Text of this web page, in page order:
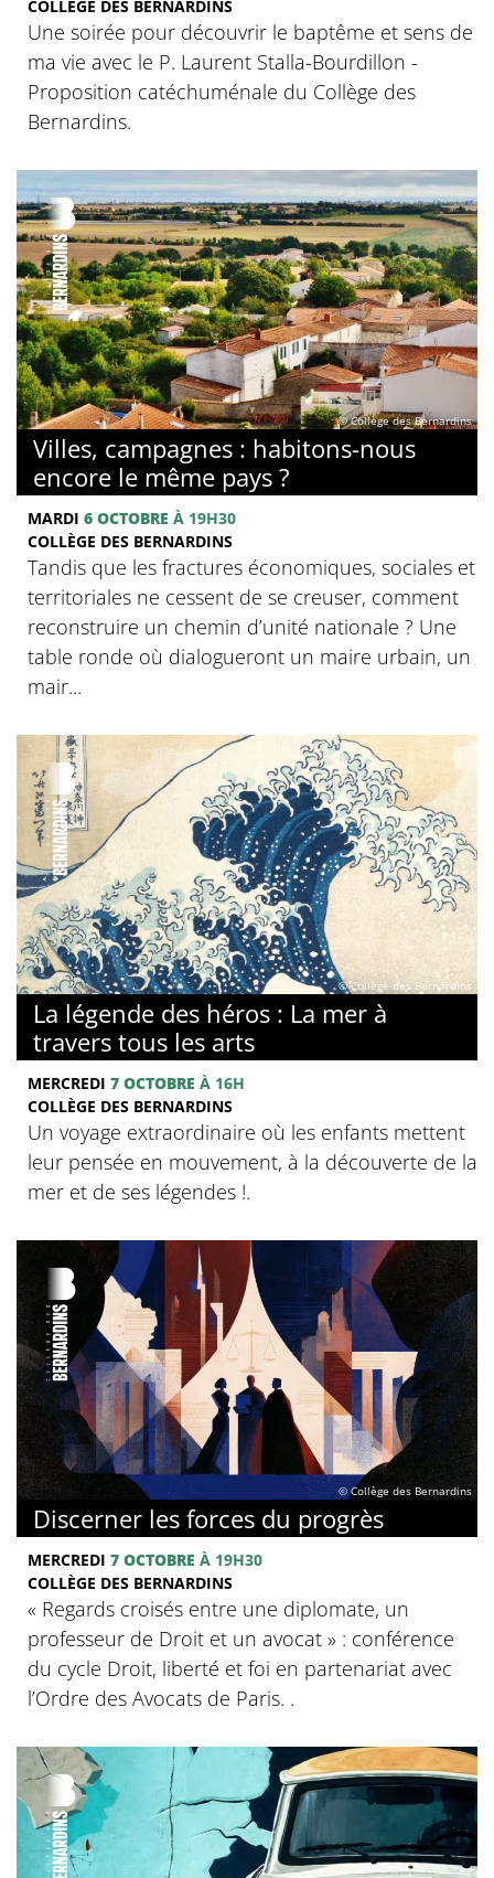
COLLÈGE DES BERNARDINS
Une soirée pour découvrir le baptême et sens de
ma vie avec le P. Laurent Stalla-Bourdillon -
Proposition catéchuménale du Collège des
Bernardins.
© Collège des Bernardins
Villes, campagnes : habitons-nous
encore le même pays ?
MARDI 6 OCTOBRE À 19H30
COLLÈGE DES BERNARDINS
Tandis que les fractures économiques, sociales et
territoriales ne cessent de se creuser, comment
reconstruire un chemin d’unité nationale ? Une
table ronde où dialogueront un maire urbain, un
mair...
© Collège des Bernardins
La légende des héros : La mer à
travers tous les arts
MERCREDI 7 OCTOBRE À 16H
COLLÈGE DES BERNARDINS
Un voyage extraordinaire où les enfants mettent
leur pensée en mouvement, à la découverte de la
mer et de ses légendes !.
© Collège des Bernardins
Discerner les forces du progrès
MERCREDI 7 OCTOBRE À 19H30
COLLÈGE DES BERNARDINS
‍« Regards croisés entre une diplomate, un
professeur de Droit et un avocat » : conférence
du cycle Droit, liberté et foi en partenariat avec
l’Ordre des Avocats de Paris. .